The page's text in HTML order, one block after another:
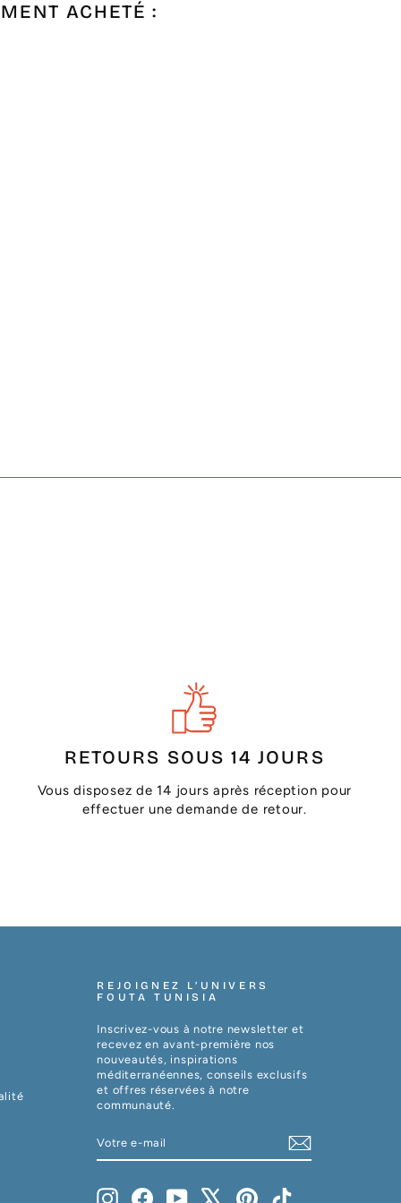
ACHETÉ :
RETOURS SOUS 14 JOURS
Vous disposez de 14 jours après réception pour
effectuer une demande de retour.
REJOIGNEZ L’UNIVERS
FOUTA TUNISIA
Inscrivez-vous à notre newsletter et
recevez en avant-première nos
nouveautés, inspirations
méditerranéennes, conseils exclusifs
et offres réservées à notre
communauté.
E-
InstagramFacebookYouTube Pinterest